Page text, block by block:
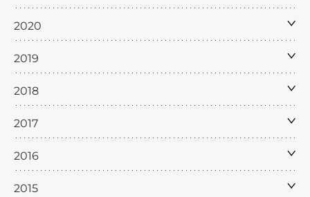
2020
2019
2018
2017
2016
2015